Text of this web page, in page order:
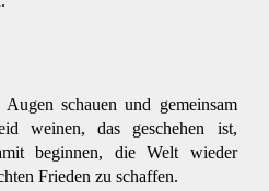
schauen und gemeinsam
weinen, das geschehen ist,
beginnen, die Welt wieder
Frieden zu schaffen.